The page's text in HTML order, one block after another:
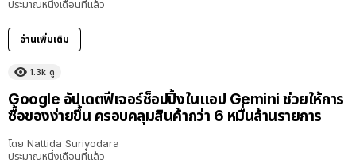
ประมาณหนึ่งเดือนที่แล้ว
อ่านเพิ่มเติม
1.3k ดู
Google อัปเดตฟีเจอร์ช็อปปิ้งในแอป Gemini ช่วยให้การ
ซื้อของง่ายขึ้น ครอบคลุมสินค้ากว่า 6 หมื่นล้านรายการ
โดย Nattida Suriyodara
ประมาณหนึ่งเดือนที่แล้ว